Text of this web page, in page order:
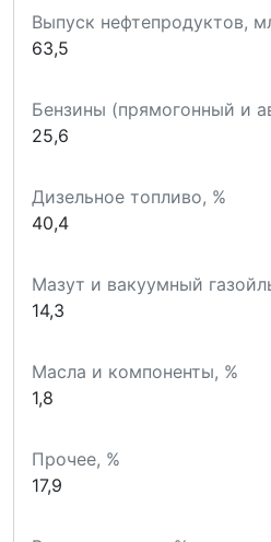
Выпуск нефтепродуктов,
63,5
Бензины (прямогонный и
25,6
Дизельное топливо, %
40,4
Мазут и вакуумный
14,3
Масла и компоненты, %
1,8
Прочее, %
17,9